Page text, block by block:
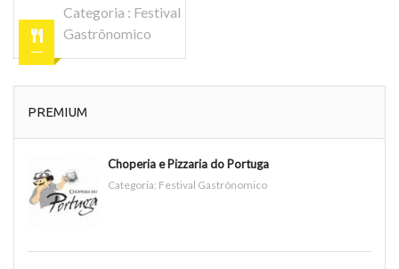
Categoria : Festival
Gastrônomico
PREMIUM
Choperia e Pizzaria do Portuga
Categoria: Festival Gastrônomico